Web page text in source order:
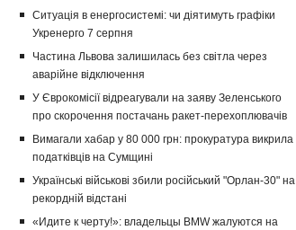
Ситуація в енергосистемі: чи діятимуть графіки
Укренерго 7 серпня
Частина Львова залишилась без світла через
аварійне відключення
У Єврокомісії відреагували на заяву Зеленського
про скорочення постачань ракет-перехоплювачів
Вимагали хабар у 80 000 грн: прокуратура викрила
податківців на Сумщині
Українські військові збили російський "Орлан-30" на
рекордній відстані
«Идите к черту!»: владельцы BMW жалуются на